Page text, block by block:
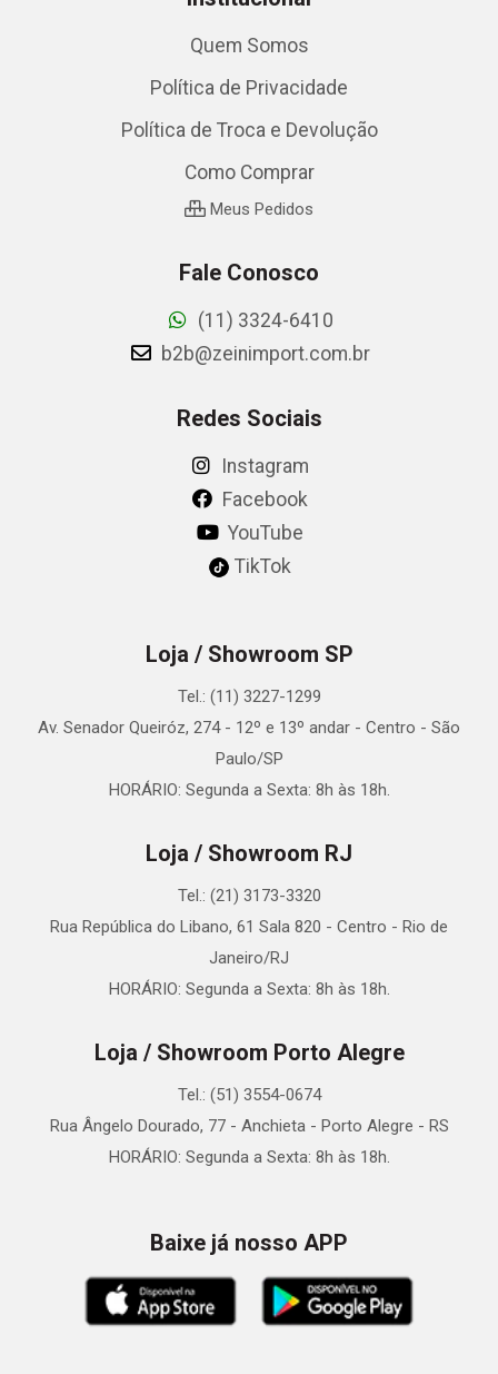
Quem Somos
Política de Privacidade
Política de Troca e Devolução
Como Comprar
Meus Pedidos
Fale Conosco
(11) 3324-6410
b2b@zeinimport.com.br
Redes Sociais
Instagram
Facebook
YouTube
TikTok
Loja / Showroom SP
Tel.: (11) 3227-1299
Av. Senador Queiróz, 274 - 12º e 13º andar - Centro - São
Paulo/SP
HORÁRIO: Segunda a Sexta: 8h às 18h.
Loja / Showroom RJ
Tel.: (21) 3173-3320
Rua República do Libano, 61 Sala 820 - Centro - Rio de
Janeiro/RJ
HORÁRIO: Segunda a Sexta: 8h às 18h.
Loja / Showroom Porto Alegre
Tel.: (51) 3554-0674
Rua Ângelo Dourado, 77 - Anchieta - Porto Alegre - RS
HORÁRIO: Segunda a Sexta: 8h às 18h.
Baixe já nosso APP